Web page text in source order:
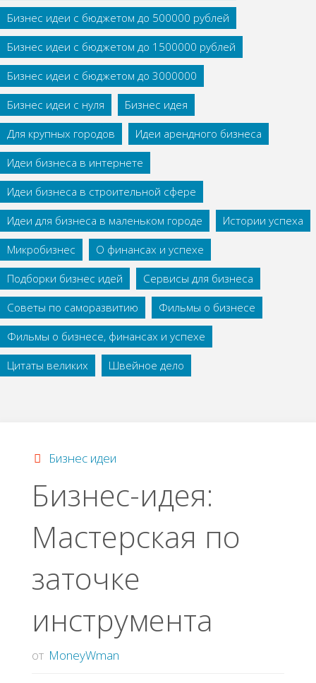
Бизнес идеи с бюджетом до 500000 рублей
Бизнес идеи с бюджетом до 1500000 рублей
Бизнес идеи с бюджетом до 3000000
Бизнес идеи с нуля
Бизнес идея
Для крупных городов
Идеи арендного бизнеса
Идеи бизнеса в интернете
Идеи бизнеса в строительной сфере
Идеи для бизнеса в маленьком городе
Истории успеха
Микробизнес
О финансах и успехе
Подборки бизнес идей
Сервисы для бизнеса
Советы по саморазвитию
Фильмы о бизнесе
Фильмы о бизнесе, финансах и успехе
Цитаты великих
Швейное дело
Бизнес идеи
Бизнес-идея:
Мастерская по
заточке
инструмента
от MoneyWman